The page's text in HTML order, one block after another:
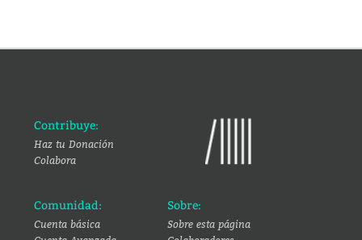
Contribuye:
Haz tu Donación
Colabora
Comunidad:
Cuenta básica
Sobre:
Sobre esta página